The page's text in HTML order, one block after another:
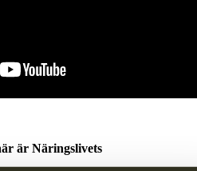
är Näringslivets